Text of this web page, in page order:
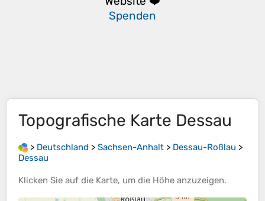
Spenden
Topografische Karte Dessau
> Deutschland > Sachsen-Anhalt > Dessau-Roßlau >
Dessau
Klicken Sie auf die Karte, um die Höhe anzuzeigen.